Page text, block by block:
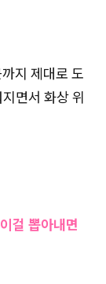
지 제대로 도
면서 화상 위
걸 뽑아내면